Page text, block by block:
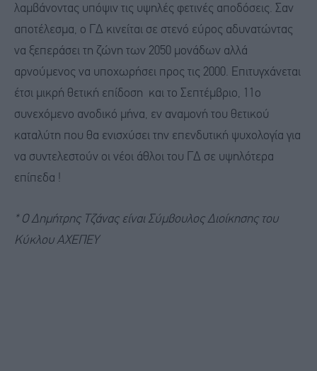
λαμβάνοντας υπόψιν τις υψηλές φετινές αποδόσεις. Σαν
αποτέλεσμα, ο ΓΔ κινείται σε στενό εύρος αδυνατώντας
να ξεπεράσει τη ζώνη των 2050 μονάδων αλλά
αρνούμενος να υποχωρήσει προς τις 2000. Επιτυγχάνεται
έτσι μικρή θετική επίδοση και το Σεπτέμβριο, 11ο
συνεχόμενο ανοδικό μήνα, εν αναμονή του θετικού
καταλύτη που θα ενισχύσει την επενδυτική ψυχολογία για
να συντελεστούν οι νέοι άθλοι του ΓΔ σε υψηλότερα
επίπεδα !
* Ο Δημήτρης Τζάνας είναι Σύμβουλος Διοίκησης του
Κύκλου ΑΧΕΠΕΥ